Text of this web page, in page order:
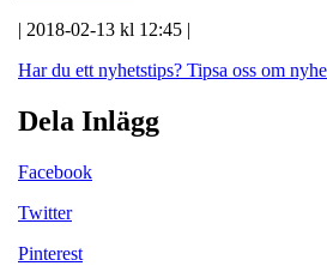
| 2018-02-13 kl 12:45 |
Har du ett nyhetstips? Tipsa oss om
Dela Inlägg
Facebook
Twitter
Pinterest